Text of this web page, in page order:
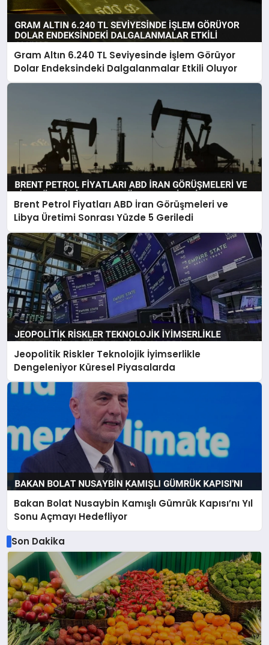
Gram Altın 6.240 TL Seviyesinde İşlem Görüyor
Dolar Endeksindeki Dalgalanmalar Etkili Oluyor
Brent Petrol Fiyatları ABD İran Görüşmeleri ve
Libya Üretimi Sonrası Yüzde 5 Geriledi
Jeopolitik Riskler Teknolojik İyimserlikle
Dengeleniyor Küresel Piyasalarda
Bakan Bolat Nusaybin Kamışlı Gümrük Kapısı’nı Yıl
Sonu Açmayı Hedefliyor
Son Dakika